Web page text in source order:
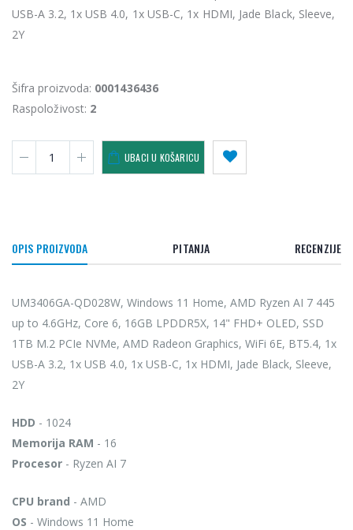
USB-A 3.2, 1x USB 4.0, 1x USB-C, 1x HDMI, Jade Black, Sleeve,
2Y
Šifra proizvoda: 0001436436
Raspoloživost: 2
UBACI U KOŠARICU
OPIS PROIZVODA PITANJA RECENZIJE
UM3406GA-QD028W, Windows 11 Home, AMD Ryzen AI 7 445
up to 4.6GHz, Core 6, 16GB LPDDR5X, 14" FHD+ OLED, SSD
1TB M.2 PCIe NVMe, AMD Radeon Graphics, WiFi 6E, BT5.4, 1x
USB-A 3.2, 1x USB 4.0, 1x USB-C, 1x HDMI, Jade Black, Sleeve,
2Y
HDD - 1024
Memorija RAM - 16
Procesor - Ryzen AI 7
CPU brand - AMD
OS - Windows 11 Home